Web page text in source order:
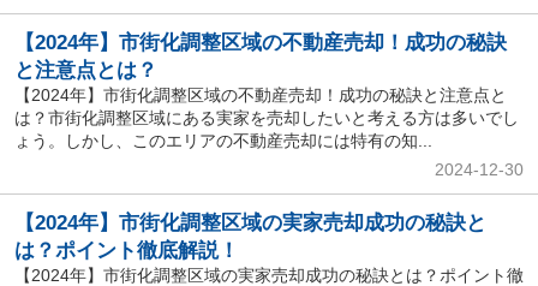
【2024年】市街化調整区域の不動産売却！成功の秘訣
と注意点とは？
【2024年】市街化調整区域の不動産売却！成功の秘訣と注意点と
は？市街化調整区域にある実家を売却したいと考える方は多いでし
ょう。しかし、このエリアの不動産売却には特有の知...
2024-12-30
【2024年】市街化調整区域の実家売却成功の秘訣と
は？ポイント徹底解説！
【2024年】市街化調整区域の実家売却成功の秘訣とは？ポイント徹